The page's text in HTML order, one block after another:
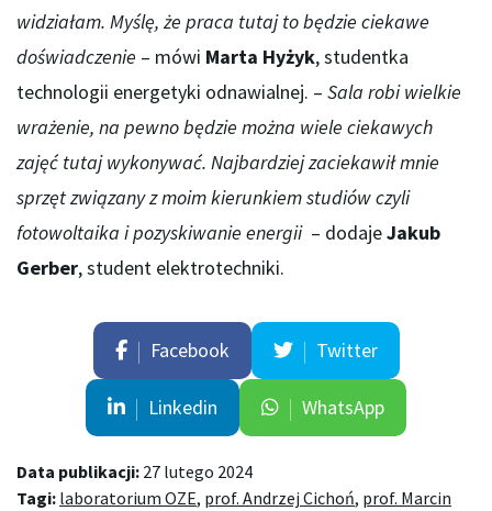
widziałam. Myślę, że praca tutaj to będzie ciekawe
doświadczenie – mówi Marta Hyżyk, studentka
technologii energetyki odnawialnej. – Sala robi wielkie
wrażenie, na pewno będzie można wiele ciekawych
zajęć tutaj wykonywać. Najbardziej zaciekawił mnie
sprzęt związany z moim kierunkiem studiów czyli
fotowoltaika i pozyskiwanie energii – dodajeJakub
Gerber, student elektrotechniki.
Facebook Twitter
Linkedin WhatsApp
Data publikacji: 27 lutego 2024
Tagi: laboratorium OZE, prof. Andrzej Cichoń, prof. Marcin